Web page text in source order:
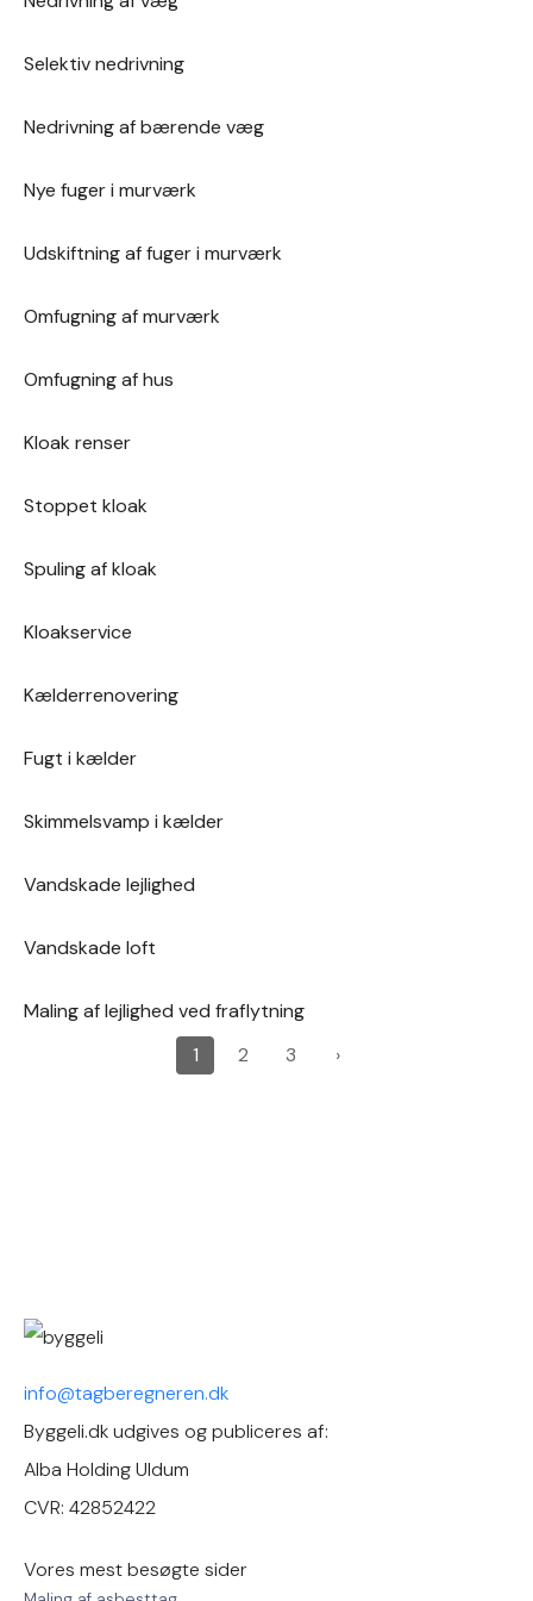
Det er også vigtigt at tage højde for sæsonbestemte
ejendomsservice kan det være en fordel at udarbejde
aspekter og tilpasses ejendommens specifikke behov.
Selektiv nedrivning
Nedrivning af bærende væg
Nye fuger i murværk
Udskiftning af fuger i murværk
Omfugning af murværk
Omfugning af hus
Kloak renser
Stoppet kloak
Spuling af kloak
Kloakservice
Kælderrenovering
Fugt i kælder
Skimmelsvamp i kælder
Vandskade lejlighed
Vandskade loft
Maling af lejlighed ved fraflytning
1
2 3 ›
info@tagberegneren.dk
Byggeli.dk udgives og publiceres af:
Alba Holding Uldum
CVR: 42852422
Vores mest besøgte sider